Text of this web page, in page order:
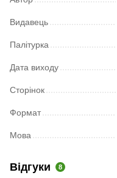
Видавець
Палітурка
Дата виходу
Сторінок
Формат
Мова
Відгуки 8